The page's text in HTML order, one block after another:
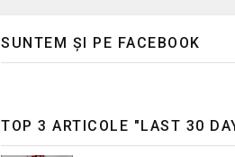
SUNTEM ȘI PE FACEBOOK
TOP 3 ARTICOLE "LAST 30